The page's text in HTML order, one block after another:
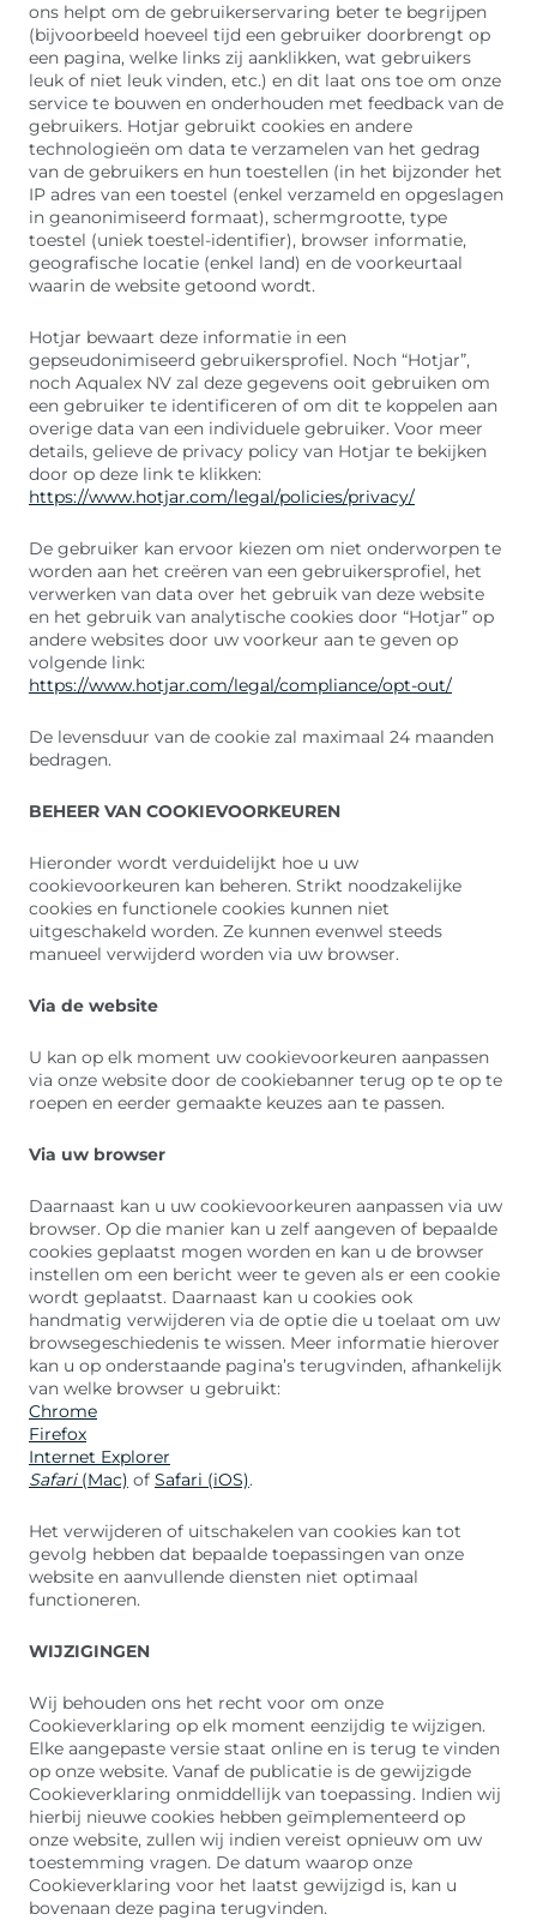
ons helpt om de gebruikerservaring beter te begrijpen
(bijvoorbeeld hoeveel tijd een gebruiker doorbrengt op
een pagina, welke links zij aanklikken, wat gebruikers
leuk of niet leuk vinden, etc.) en dit laat ons toe om onze
service te bouwen en onderhouden met feedback van de
gebruikers. Hotjar gebruikt cookies en andere
technologieën om data te verzamelen van het gedrag
van de gebruikers en hun toestellen (in het bijzonder het
IP adres van een toestel (enkel verzameld en opgeslagen
in geanonimiseerd formaat), schermgrootte, type
toestel (uniek toestel-identifier), browser informatie,
geografische locatie (enkel land) en de voorkeurtaal
waarin de website getoond wordt.
Hotjar bewaart deze informatie in een
gepseudonimiseerd gebruikersprofiel. Noch “Hotjar”,
noch Aqualex NV zal deze gegevens ooit gebruiken om
een gebruiker te identificeren of om dit te koppelen aan
overige data van een individuele gebruiker. Voor meer
details, gelieve de privacy policy van Hotjar te bekijken
door op deze link te klikken:
https://www.hotjar.com/legal/policies/privacy/
De gebruiker kan ervoor kiezen om niet onderworpen te
worden aan het creëren van een gebruikersprofiel, het
verwerken van data over het gebruik van deze website
en het gebruik van analytische cookies door “Hotjar” op
andere websites door uw voorkeur aan te geven op
volgende link:
https://www.hotjar.com/legal/compliance/opt-out/
De levensduur van de cookie zal maximaal 24 maanden
bedragen.
BEHEER VAN COOKIEVOORKEUREN
Hieronder wordt verduidelijkt hoe u uw
cookievoorkeuren kan beheren. Strikt noodzakelijke
cookies en functionele cookies kunnen niet
uitgeschakeld worden. Ze kunnen evenwel steeds
manueel verwijderd worden via uw browser.
Via de website
U kan op elk moment uw cookievoorkeuren aanpassen
via onze website door de cookiebanner terug op te op te
roepen en eerder gemaakte keuzes aan te passen.
Via uw browser
Daarnaast kan u uw cookievoorkeuren aanpassen via uw
browser. Op die manier kan u zelf aangeven of bepaalde
cookies geplaatst mogen worden en kan u de browser
instellen om een bericht weer te geven als er een cookie
wordt geplaatst. Daarnaast kan u cookies ook
handmatig verwijderen via de optie die u toelaat om uw
browsegeschiedenis te wissen. Meer informatie hierover
kan u op onderstaande pagina’s terugvinden, afhankelijk
van welke browser u gebruikt:
Chrome
Firefox
Internet Explorer
Safari(Mac) of Safari (iOS).
Het verwijderen of uitschakelen van cookies kan tot
gevolg hebben dat bepaalde toepassingen van onze
website en aanvullende diensten niet optimaal
functioneren.
WIJZIGINGEN
Wij behouden ons het recht voor om onze
Cookieverklaring op elk moment eenzijdig te wijzigen.
Elke aangepaste versie staat online en is terug te vinden
op onze website. Vanaf de publicatie is de gewijzigde
Cookieverklaring onmiddellijk van toepassing. Indien wij
hierbij nieuwe cookies hebben geïmplementeerd op
onze website, zullen wij indien vereist opnieuw om uw
toestemming vragen. De datum waarop onze
Cookieverklaring voor het laatst gewijzigd is, kan u
bovenaan deze pagina terugvinden.